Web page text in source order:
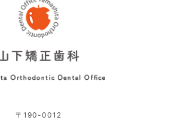
〒190-0012